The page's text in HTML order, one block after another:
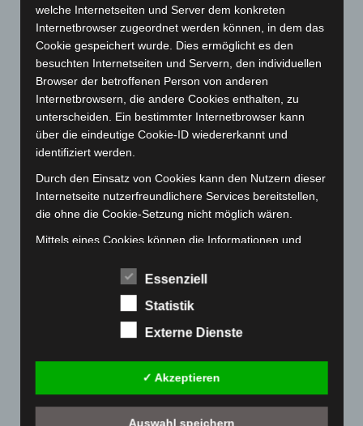
Februar 2023(154)
Januar 2023(140)
Dezember 2022(130)
November 2022(167)
Oktober 2022(166)
September 2022(205)
August 2022 (166)
Juli 2022(133)
Juni 2022(167)
Oktober 2021(171)
welche Internetseiten und Server dem konkreten
Internetbrowser zugeordnet werden können, in dem das
Cookie gespeichert wurde. Dies ermöglicht es den
besuchten Internetseiten und Servern, den individuellen
Browser der betroffenen Person von anderen
Internetbrowsern, die andere Cookies enthalten, zu
unterscheiden. Ein bestimmter Internetbrowser kann
über die eindeutige Cookie-ID wiedererkannt und
identifiziert werden.
Durch den Einsatz von Cookies kann den Nutzern dieser
Internetseite nutzerfreundlichere Services bereitstellen,
die ohne die Cookie-Setzung nicht möglich wären.
Mittels eines Cookies können die Informationen und
Benutzers optimiert werden. Cookies ermöglichen uns,
wie bereits erwähnt, die Benutzer unserer Internetseite
wiederzuerkennen. Zweck dieser Wiedererkennung ist
es, den Nutzern die Verwendung unserer Internetseite
Cookies verwendet, muss beispielsweise nicht bei jedem
Besuch der Internetseite erneut seine Zugangsdaten
dem Computersystem des Benutzers abgelegten Cookie
Essenziell
Statistik
Externe Dienste
✓ Akzeptieren
Auswahl speichern